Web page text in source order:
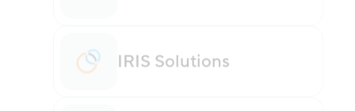
IRIS Solutions